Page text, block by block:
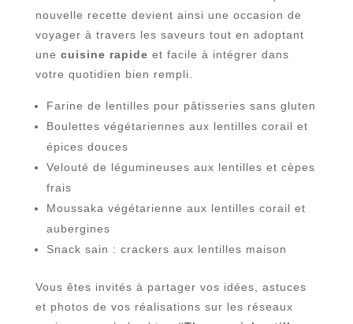
nouvelle recette devient ainsi une occasion de
voyager à travers les saveurs tout en adoptant
une cuisine rapide et facile à intégrer dans
votre quotidien bien rempli.
Farine de lentilles pour pâtisseries sans gluten
Boulettes végétariennes aux lentilles corail et
épices douces
Velouté de légumineuses aux lentilles et cèpes
frais
Moussaka végétarienne aux lentilles corail et
aubergines
Snack sain : crackers aux lentilles maison
Vous êtes invités à partager vos idées, astuces
et photos de vos réalisations sur les réseaux